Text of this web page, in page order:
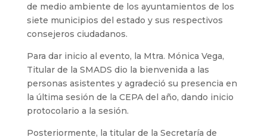
de medio ambiente de los ayuntamientos de los
siete municipios del estado y sus respectivos
consejeros ciudadanos.
Para dar inicio al evento, la Mtra. Mónica Vega,
Titular de la SMADS dio la bienvenida a las
personas asistentes y agradeció su presencia en
la última sesión de la CEPA del año, dando inicio
protocolario a la sesión.
Posteriormente, la titular de la Secretaría de